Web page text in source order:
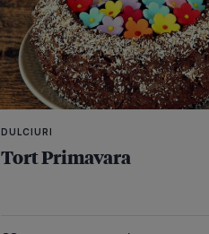
DULCIURI
Tort Primavara